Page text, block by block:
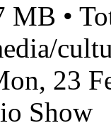
MB •
23
Show